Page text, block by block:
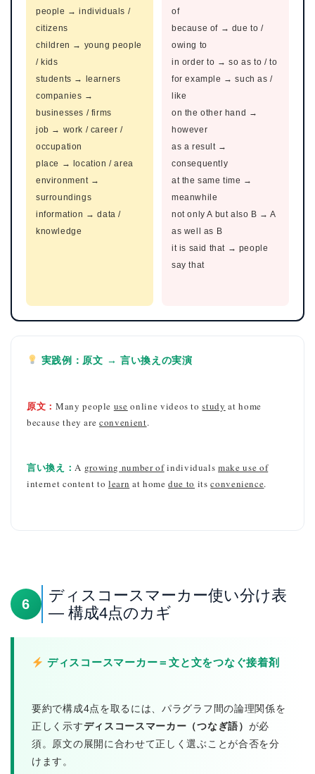
people → individuals /
citizens
children → young people
/ kids
students → learners
companies →
businesses / firms
job → work / career /
occupation
place → location / area
environment →
surroundings
information → data /
knowledge
of
because of → due to /
owing to
in order to → so as to / to
for example → such as /
like
on the other hand →
however
as a result →
consequently
at the same time →
meanwhile
not only A but also B → A
as well as B
it is said that → people
say that
実践例：原文 → 言い換えの実演
原文： Many people use online videos tostudy at home
because they areconvenient.
言い換え：A growing number ofindividualsmake use of
internet content tolearn at homedue to itsconvenience.
6
ディスコースマーカー使い分け表
— 構成4点のカギ
ディスコースマーカー＝文と文をつなぐ接着剤
要約で構成4点を取るには、パラグラフ間の論理関係を
正しく示すディスコースマーカー（つなぎ語） が必
須。原文の展開に合わせて正しく選ぶことが合否を分
けます。